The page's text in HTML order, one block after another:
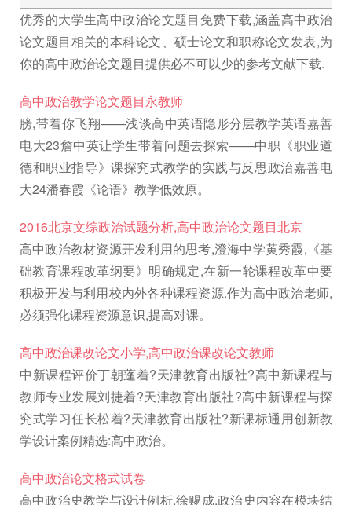
优秀的大学生高中政治论文题目免费下载,涵盖高中政治
论文题目相关的本科论文、硕士论文和职称论文发表,为
你的高中政治论文题目提供必不可以少的参考文献下载.
高中政治教学论文题目永教师
膀,带着你飞翔——浅谈高中英语隐形分层教学英语嘉善
电大23詹中英让学生带着问题去探索——中职《职业道
德和职业指导》课探究式教学的实践与反思政治嘉善电
大24潘春霞《论语》教学低效原。
2016北京文综政治试题分析,高中政治论文题目北京
高中政治教材资源开发利用的思考,澄海中学黄秀霞,《基
础教育课程改革纲要》明确规定,在新一轮课程改革中要
积极开发与利用校内外各种课程资源.作为高中政治老师,
必须强化课程资源意识,提高对课。
高中政治课改论文小学,高中政治课改论文教师
中新课程评价丁朝蓬着?天津教育出版社?高中新课程与
教师专业发展刘捷着?天津教育出版社?高中新课程与探
究式学习任长松着?天津教育出版社?新课标通用创新教
学设计案例精选:高中政治。
高中政治论文格式试卷
高中政治史教学与设计例析,徐赐成,政治史内容在模块结